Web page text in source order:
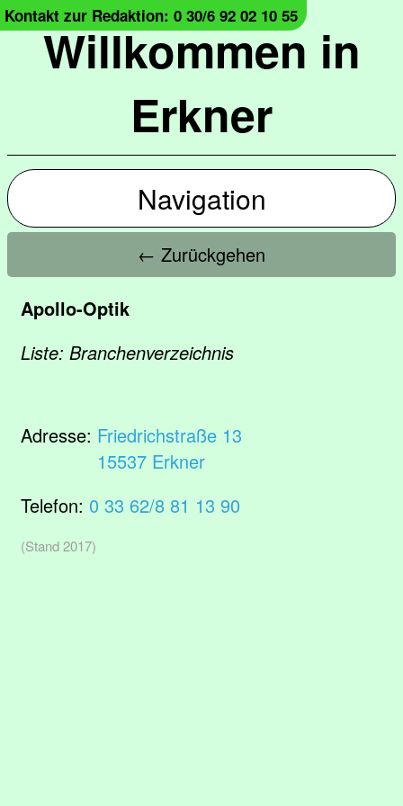
Willkommen in
Erkner
Kontakt zur Redaktion: 0 30/6 92 02 10 55
Navigation
← Zurückgehen
Apollo-Optik
Liste: Branchenverzeichnis
Adresse: Friedrichstraße 13
15537 Erkner
Telefon: 0 33 62/8 81 13 90
(Stand 2017)